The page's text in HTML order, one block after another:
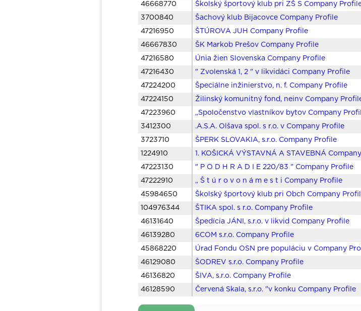
46668770
Školský športový klub pri ZŠ S Company
3700840
Šachový klub Bijacovce Company Profile
47216950
ŠTÚROVA JUH Company Profile
46667830
ŠK Markob Prešov Company Profile
47216580
Únia žien Slovenska Company Profile
47216430
" Zvolenská 1, 2 " v likvidáci Company Profile
47224200
Špeciálne inžinierstvo, n. f. Company Profile
47224150
Žilinský komunitný fond, neinv Company
47223960
„Spoločenstvo vlastníkov bytov Company
3412300
.A.S.A. Olšava spol. s r.o. v Company Profile
3723710
ŠPERK SLOVAKIA, s.r.o. Company Profile
1224910
1. KOŠICKÁ VÝSTAVNÁ A STAVEBNÁ
47223130
" P O D H R A D I E 220/83 " Company Profile
47222910
„ Š t ú r o v o n á m e s t i Company Profile
45984650
Školský športový klub pri Obch Company
104976344
ŠTIKA spol. s r.o. Company Profile
46131640
Špedícia JÁNI, s.r.o. v likvid Company Profile
46139280
6COM s.r.o. Company Profile
45868220
Úrad Fondu OSN pre populáciu v Company
46129080
ŠODREV s.r.o. Company Profile
46136820
ŠIVA, s.r.o. Company Profile
46128590
Červená Skala, s.r.o. "v konku Company Profile